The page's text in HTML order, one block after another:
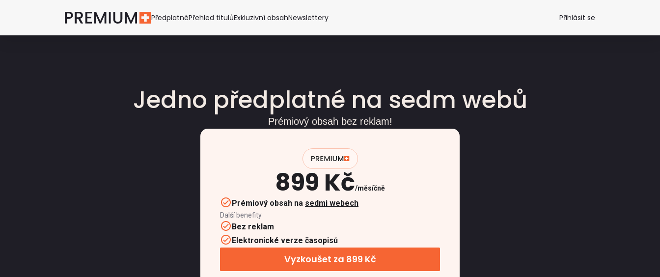
PředplatnéPřehled titulůExkluzivní obsahNewslettery Přihlásit se
Jedno předplatné na sedm webů
Prémiový obsah bez reklam!
899 Kč měsíčně
Prémiový obsah na sedmi webech
Další benefity
Bez reklam
Elektronické verze časopisů
Vyzkoušet za 899 Kč